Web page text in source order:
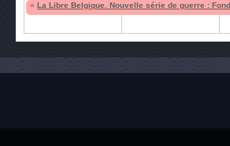
« La Libre Belgique. Nouvelle série de guerre :